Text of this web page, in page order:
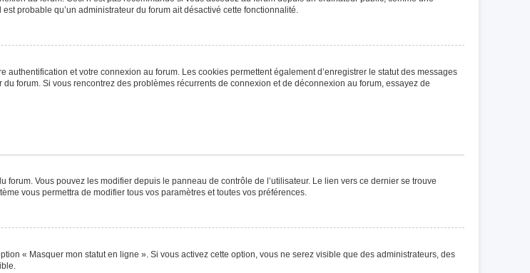
probable qu’un administrateur du forum ait désactivé cette fonctionnalité.
et votre connexion au forum. Les cookies permettent également d’enregistrer le statut des messages
forum. Si vous rencontrez des problèmes récurrents de connexion et de déconnexion au forum, essayez de
Vous pouvez les modifier depuis le panneau de contrôle de l’utilisateur. Le lien vers ce dernier se trouve
vous permettra de modifier tous vos paramètres et toutes vos préférences.
« Masquer mon statut en ligne ». Si vous activez cette option, vous ne serez visible que des administrateurs, des